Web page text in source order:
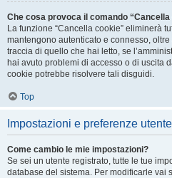
Che cosa provoca il comando “Cancella
La funzione “Cancella cookie” eliminerà
mantengono autenticato e connesso,
traccia di quello che hai letto, se
hai avuto problemi di accesso o di uscita
cookie potrebbe risolvere tali disguidi.
Top
Impostazioni e preferenze utente
Come cambio le mie impostazioni?
Se sei un utente registrato, tutte le tue
database del sistema. Per modificarle vai